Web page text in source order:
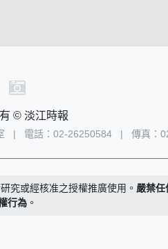
© 淡江時報
| 電話：02-26250584 | 傳真：
究或經核准之授權推廣使用。 嚴禁
行為 。